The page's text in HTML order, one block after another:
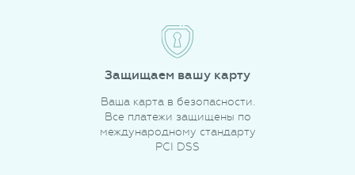
Защищаем вашу карту
Ваша карта в безопасности.
Все платежи защищены по
международному стандарту
PCI DSS